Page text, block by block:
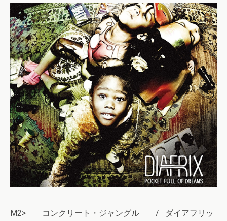
M2> コンクリート・ジャングル / ダイアフリッ